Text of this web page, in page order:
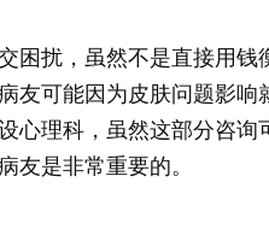
困扰，虽然不是直接用钱
友可能因为皮肤问题影响
心理科，虽然这部分咨询
友是非常重要的。